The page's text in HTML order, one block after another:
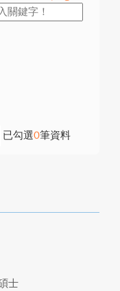
已勾選0筆資料
士